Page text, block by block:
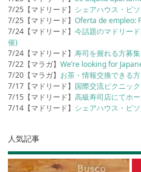
7/25【マドリード】 シェアハウス・ピ
7/25【マドリード】Oferta de empleo:
7/24【マドリード】今話題のマドリー
催)
7/24【マドリード】寿司を握れる方募集
7/22【マラガ】We’re looking for
7/20【マラガ】 お茶・情報交換できる
7/17【マドリード】 国際交流ピクニッ
7/15【マドリード】高級寿司店にてホ
7/14【マドリード】 シェアハウス・ピ
人気記事